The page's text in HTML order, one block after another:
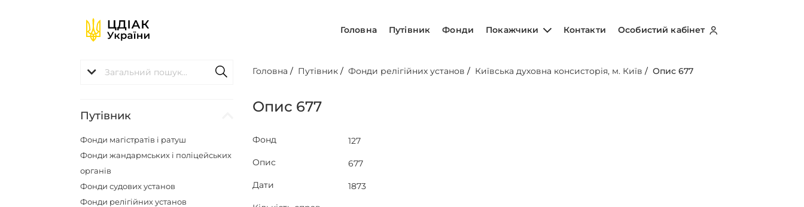
Головна Путівник Фонди Покажчики Контакти Особистий кабінет
Путівник
Фонди магістратів і ратуш
Фонди жандармських і поліцейських
органів
Фонди судових установ
Фонди релігійних установ
Головна / Путівник /Фонди релігійних установ / Київська духовна консисторія, м. Київ /Опис 677
Опис 677
Фонд
127
Опис
677
Дати
1873